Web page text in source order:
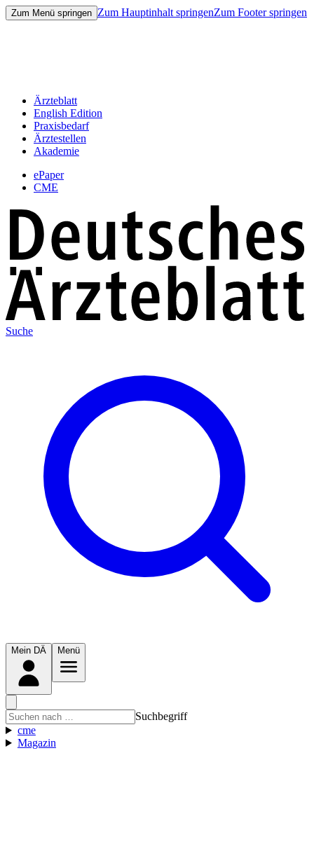
Zum Menü springen Zum Hauptinhalt springenZum Footer springen
Ärzteblatt
English Edition
Praxisbedarf
Ärztestellen
Akademie
ePaper
CME
Suche
Mein DÄ Menü
Suchbegriff
cme
Magazin